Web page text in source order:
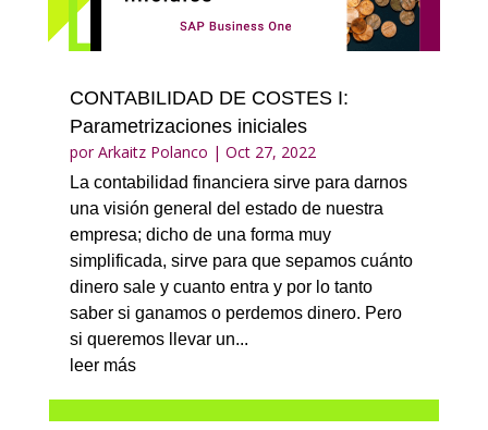
CONTABILIDAD DE COSTES I:
Parametrizaciones iniciales
porArkaitz Polanco | Oct 27, 2022
La contabilidad financiera sirve para darnos
una visión general del estado de nuestra
empresa; dicho de una forma muy
simplificada, sirve para que sepamos cuánto
dinero sale y cuanto entra y por lo tanto
saber si ganamos o perdemos dinero. Pero
si queremos llevar un...
leer más